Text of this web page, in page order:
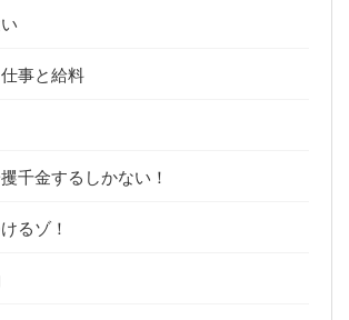
事と給料
千金するしかない！
るゾ！